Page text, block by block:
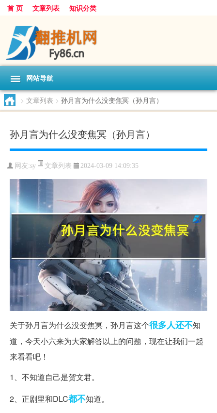
首 页 文章列表 知识分类
网站导航
> 文章列表 > 孙月言为什么没变焦冥（孙月言）
孙月言为什么没变焦冥（孙月言）
网友:sy 文章列表 2024-03-09 14:09:35
关于孙月言为什么没变焦冥，孙月言这个很多人还不知
道，今天小六来为大家解答以上的问题，现在让我们一起
来看看吧！
1、不知道自己是贺文君。
2、正剧里和DLC都不知道。